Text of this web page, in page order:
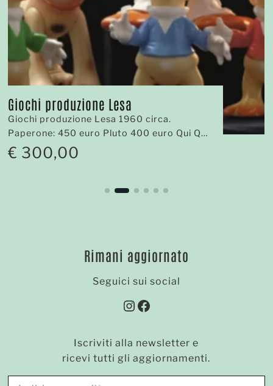
Giochi produzione Lesa
Giochi produzione Lesa 1960 circa.
Paperone: 450 euro Pluto 400 euro Qui Quo
Qua 300 euro cad.
€ 300,00
Rimani aggiornato
Seguici sui social
Instagram
Facebook
Iscriviti alla newsletter e
ricevi tutti gli aggiornamenti.